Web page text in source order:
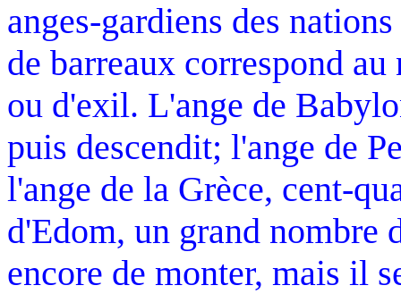
anges-gardiens des
de barreaux correspond
ou d'exil. L'ange de
puis descendit; l'ange de
l'ange de la Grèce, cent-
d'Edom, un grand nombre
encore de monter, mais il